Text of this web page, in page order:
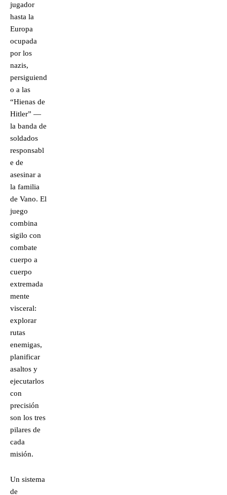
jugador
hasta la
Europa
ocupada
por los
nazis,
persiguiend
o a las
“Hienas de
Hitler” —
la banda de
soldados
responsabl
e de
asesinar a
la familia
de Vano. El
juego
combina
sigilo con
combate
cuerpo a
cuerpo
extremada
mente
visceral:
explorar
rutas
enemigas,
planificar
asaltos y
ejecutarlos
con
precisión
son los tres
pilares de
cada
misión.
Un sistema
de